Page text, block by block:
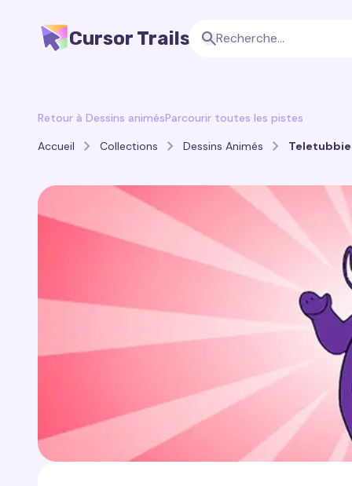
Cursor Trails
Retour à Dessins animésParcourir toutes les pistes
Accueil
Collections Dessins Animés